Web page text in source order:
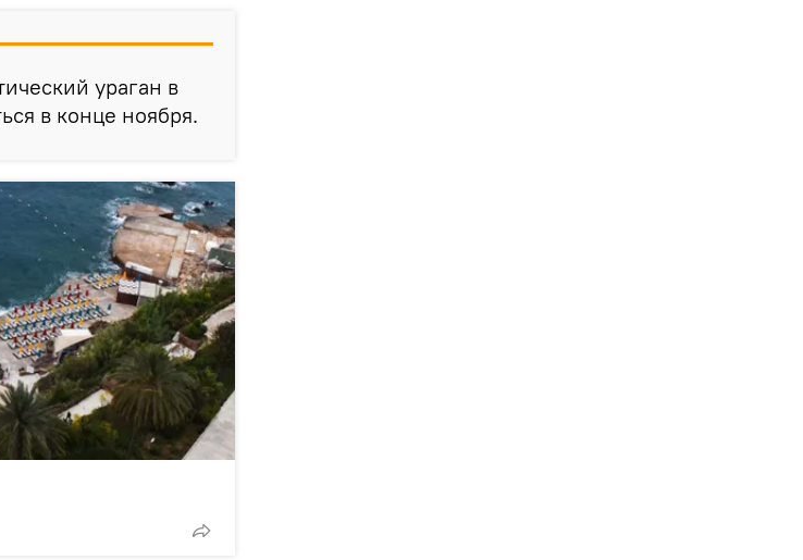
ураган в
в конце ноября.